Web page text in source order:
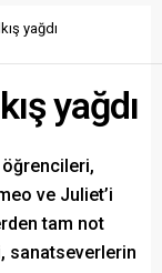
kulübe destek
yağdı
yağdı
ve Juliet’i
tam not
sanatseverlerin